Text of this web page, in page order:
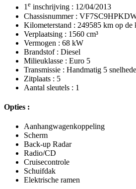
1e inschrijving : 12/04/2013
Chassisnummer :
Kilometerstand : 249585 km op de
Verplaatsing : 1560 cm³
Vermogen : 68 kW
Brandstof : Diesel
Milieuklasse : Euro 5
Transmissie : Handmatig 5
Zitplaats : 5
Aantal sleutels : 1
Opties :
Aanhangwagenkoppeling
Scherm
Back-up Radar
Radio/CD
Cruisecontrole
Schuifdak
Elektrische ramen